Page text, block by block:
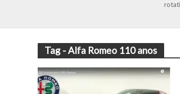
Tag - Alfa Romeo 110 anos